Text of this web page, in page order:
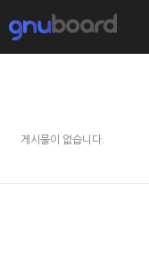
게시물이 없습니다.